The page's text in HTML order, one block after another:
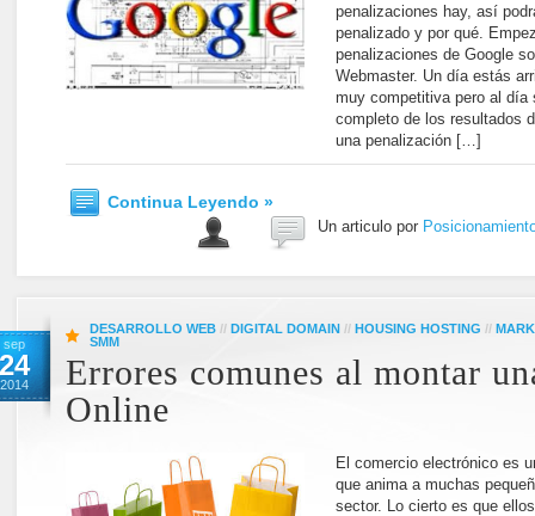
penalizaciones hay, así
penalizado y por qué.
penalizaciones de Google
Webmaster. Un día estás
muy competitiva pero al día
completo de los resultados
una penalización […]
Continua Leyendo »
Un articulo por
sep
24
2014
DESARROLLO WEB // DIGITAL DOMAIN // HOUSING HOSTING //
SMM
Errores comunes al montar
Online
El comercio electrónico es
que anima a muchas
sector. Lo cierto es que